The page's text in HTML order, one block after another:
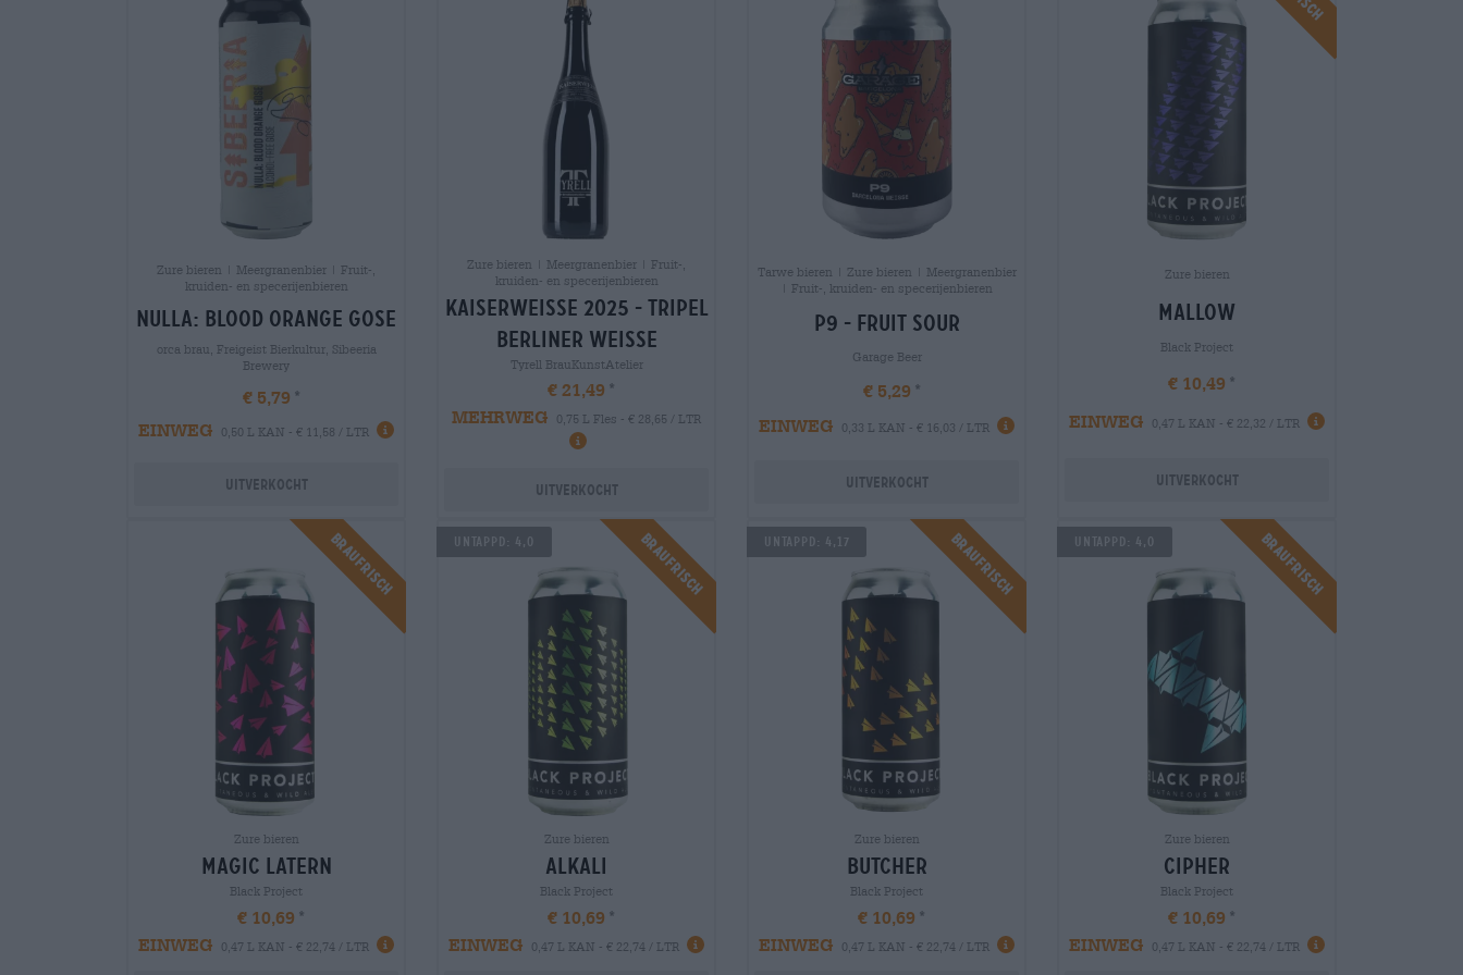
Zure bieren | Meergranenbier | Fruit-,
kruiden- en specerijenbieren
nulla: blood orange gose
orca brau, Freigeist Bierkultur, Sibeeria
Brewery
€ 5,79
EINWEG
0,50 L KAN - € 11,58 / LTR
Uitverkocht
Zure bieren | Meergranenbier | Fruit-,
kruiden- en specerijenbieren
kaiserweisse 2025 - tripel
berliner weisse
Tyrell BrauKunstAtelier
€ 21,49
MEHRWEG
0,75 L Fles - € 28,65 / LTR
Uitverkocht
Tarwe bieren | Zure bieren | Meergranenbier
| Fruit-, kruiden- en specerijenbieren
p9 - fruit sour
Garage Beer
€ 5,29
EINWEG
0,33 L KAN - € 16,03 / LTR
Uitverkocht
Zure bieren
mallow
Black Project
€ 10,49
EINWEG
0,47 L KAN - € 22,32 / LTR
Uitverkocht
Braufrisch
Zure bieren
magic latern
Black Project
€ 10,69
EINWEG
0,47 L KAN - € 22,74 / LTR
Braufrisch
Untappd: 4,0
Zure bieren
alkali
Black Project
€ 10,69
EINWEG
0,47 L KAN - € 22,74 / LTR
Braufrisch
Untappd: 4,17
Zure bieren
butcher
Black Project
€ 10,69
EINWEG
0,47 L KAN - € 22,74 / LTR
Braufrisch
Untappd: 4,0
Zure bieren
cipher
Black Project
€ 10,69
EINWEG
0,47 L KAN - € 22,74 / LTR